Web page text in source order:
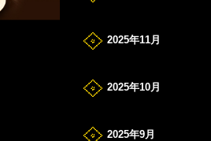
2025年11月
2025年10月
2025年9月